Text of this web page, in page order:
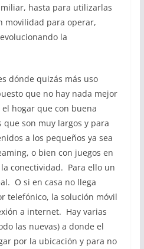
hasta para utilizarlas
movilidad para operar,
la
dónde quizás más uso
que no hay nada mejor
hogar que con buena
son muy largos y para
a los pequeños ya sea
o bien con juegos en
conectividad. Para ello un
O si en casa no llega
telefónico, la solución móvil
a internet. Hay varias
las nuevas) a donde el
por la ubicación y para no